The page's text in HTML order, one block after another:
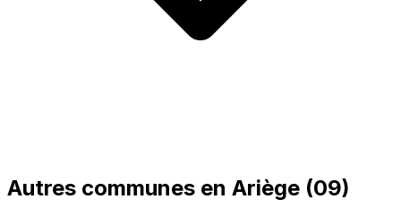
Autres communes en Ariège (09)